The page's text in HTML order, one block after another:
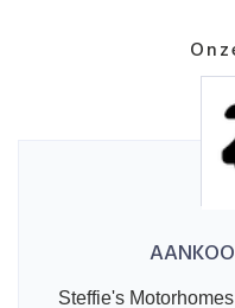
tweedehands
campers kan u
VRAAG UW GRATIS
Steffie's